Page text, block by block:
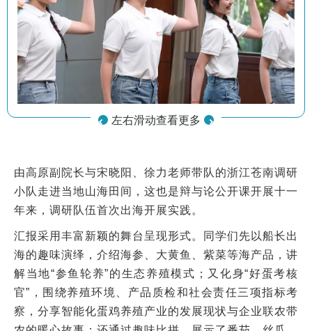
左右滑动查看更多
由高原副院长与宋晓阳、徐力老师带队的浙江苍南调研
小队走进当地山海田间，这也是辩与论公开课开展十一
年来，调研队伍首次出海开展实践。
汇报采用丰富新颖的舞台呈现形式。同学们先以船长出
海的趣味演绎，介绍海参、大黄鱼、紫菜等海产品，讲
解当地“参鱼轮养”的生态养殖模式；又化身“好蛋考核
官”，围绕养殖环境、产品质检和社会责任三项指标考
察，分享智能化蛋鸡养殖产业的发展现状与企业联农带